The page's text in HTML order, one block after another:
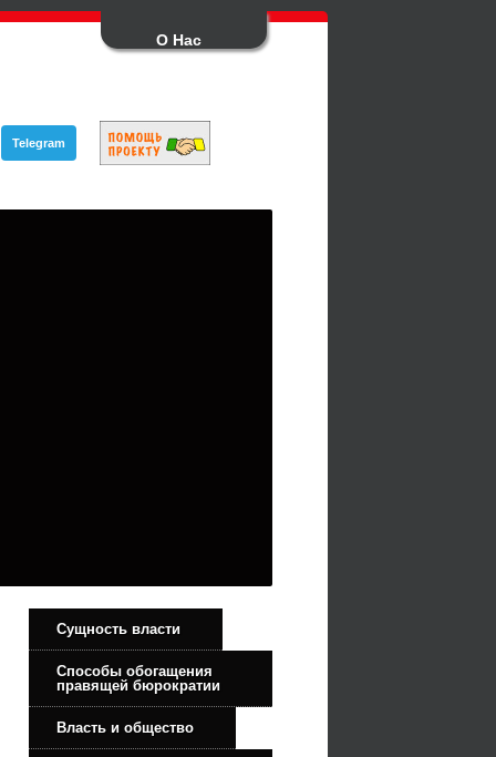
О Нас
Telegram
Сущность власти
Способы обогащения
правящей бюрократии
Власть и общество